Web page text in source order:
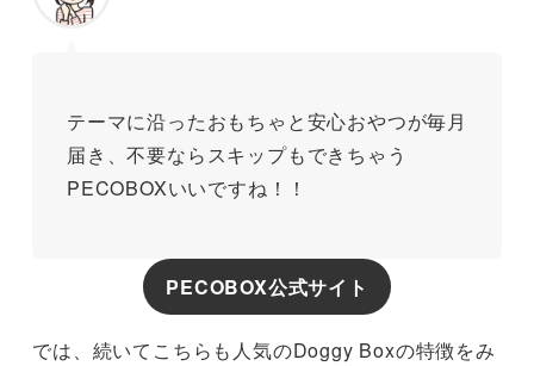
テーマに沿ったおもちゃと安心おやつが毎月
届き、不要ならスキップもできちゃう
PECOBOXいいですね！！
PECOBOX公式サイト
では、続いてこちらも人気のDoggy Boxの特徴をみ